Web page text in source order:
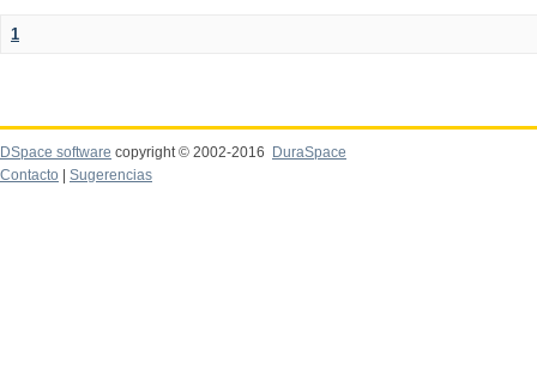
1
DSpace software copyright © 2002-2016
DuraSpace
Contacto
Sugerencias